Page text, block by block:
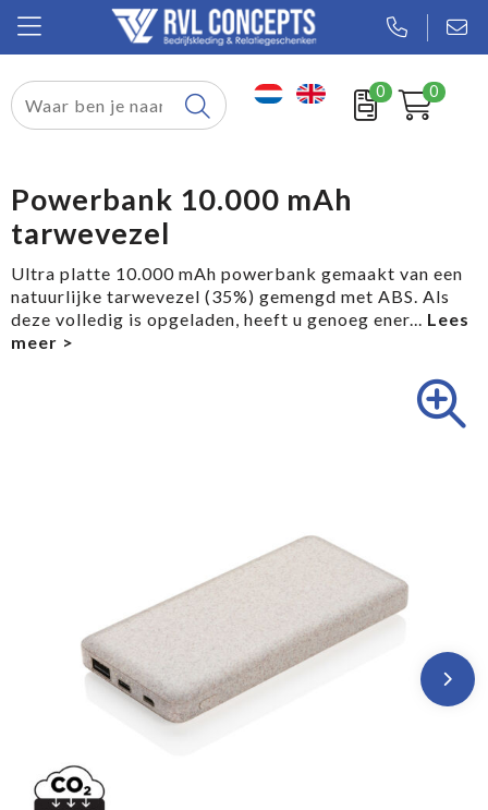
0 0
Relatiegeschenken
Tassen
Sport
Werkkleding
Powerbank 10.000 mAh
tarwevezel
Ultra platte 10.000 mAh powerbank gemaakt van een
natuurlijke tarwevezel (35%) gemengd met ABS. Als
deze volledig is opgeladen, heeft u genoeg ener...